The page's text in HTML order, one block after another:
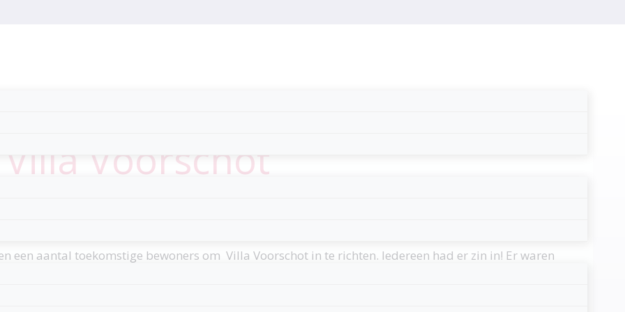
Voorschot
een aantal toekomstige bewoners om Villa Voorschot in te richten. Iedereen had er zin in! Er waren
van de keukens, gemeenschappelijke huiskamers en dagbestedingsruimten en ook in de tuin
Met dank aan vele fondsen en donateurs die dit mogelijk hebben gemaakt!